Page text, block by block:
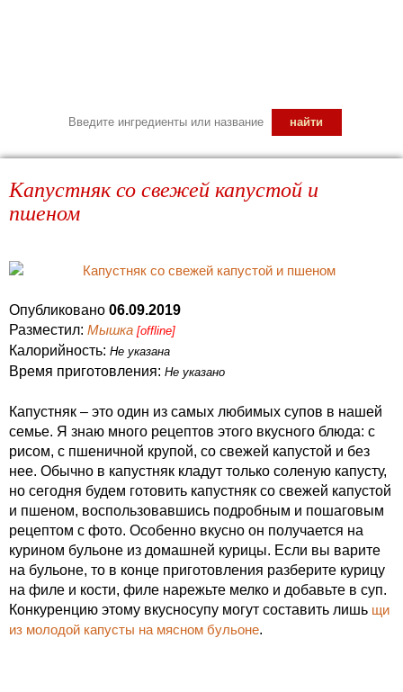
Капустняк со свежей капустой и
пшеном
Опубликовано 06.09.2019
Разместил: Мышка [offline]
Калорийность: Не указана
Время приготовления: Не указано
Капустняк – это один из самых любимых супов в нашей
семье. Я знаю много рецептов этого вкусного блюда: с
рисом, с пшеничной крупой, со свежей капустой и без
нее. Обычно в капустняк кладут только соленую капусту,
но сегодня будем готовить капустняк со свежей капустой
и пшеном, воспользовавшись подробным и пошаговым
рецептом с фото. Особенно вкусно он получается на
курином бульоне из домашней курицы. Если вы варите
на бульоне, то в конце приготовления разберите курицу
на филе и кости, филе нарежьте мелко и добавьте в суп.
Конкуренцию этому вкусносупу могут составить лишь щи
из молодой капусты на мясном бульоне.